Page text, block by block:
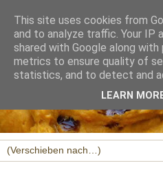
This site uses cookies from
and to analyze traffic. Your IP
shared with Google along
metrics to ensure quality of
statistics, and to detect and
LEARN